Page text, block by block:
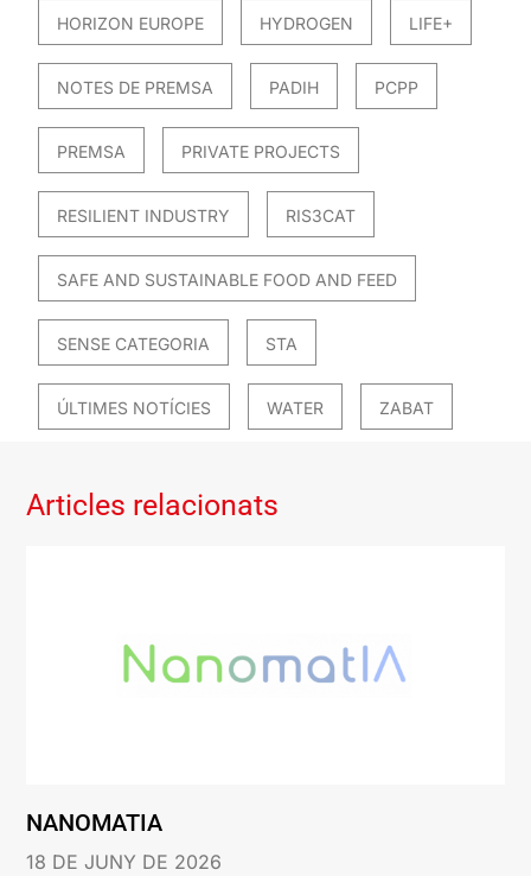
HORIZON EUROPE HYDROGEN LIFE+
NOTES DE PREMSA PADIH PCPP
PREMSA PRIVATE PROJECTS
RESILIENT INDUSTRY RIS3CAT
SAFE AND SUSTAINABLE FOOD AND FEED
SENSE CATEGORIA STA
ÚLTIMES NOTÍCIES WATER ZABAT
Articles relacionats
NANOMATIA
18 DE JUNY DE 2026